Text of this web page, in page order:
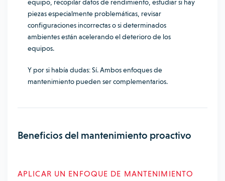
equipo, recopilar datos de rendimiento, estudiar si hay
piezas especialmente problemáticas, revisar
configuraciones incorrectas o si determinados
ambientes están acelerando el deterioro de los
equipos.
Y por si había dudas: Sí. Ambos enfoques de
mantenimiento pueden ser complementarios.
Beneficios del mantenimiento proactivo
APLICAR UN ENFOQUE DE MANTENIMIENTO